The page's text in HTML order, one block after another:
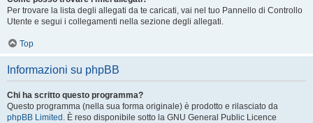
Per trovare la lista degli allegati da te caricati, vai nel tuo Pannello di Controllo
Utente e segui i collegamenti nella sezione degli allegati.
Top
Informazioni su phpBB
Chi ha scritto questo programma?
Questo programma (nella sua forma originale) è prodotto e rilasciato da
phpBB Limited . È reso disponibile sotto la GNU General Public Licence